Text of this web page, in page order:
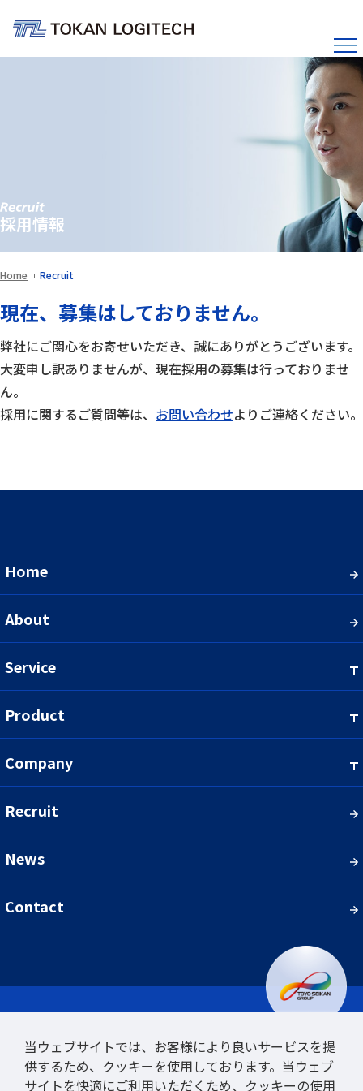
採用情報
Home Recruit
現在、募集はしておりません。
弊社にご関心をお寄せいただき、誠にありがとうございます。
大変申し訳ありませんが、現在採用の募集は行っておりませ
ん。
採用に関するご質問等は、 お問い合わせよりご連絡ください。
Home
About
Service
Product
Company
Recruit
News
Contact
当ウェブサイトでは、お客様により良いサービスを提
供するため、クッキーを使用しております。当ウェブ
サイトを快適にご利用いただくため、クッキーの使用